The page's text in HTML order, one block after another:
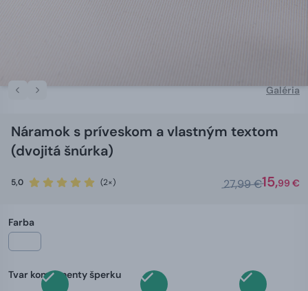
Galéria
Náramok s príveskom a vlastným textom
(dvojitá šnúrka)
5,0 (2×) 27,99 €15,99 €
Farba
Tvar komponenty šperku